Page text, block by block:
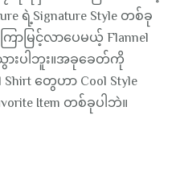
ရဲ့Signature Style တစ်ခု
မြင့်လာပေမယ့် Flannel
ားပါဘူး။အခုခေတ်ကို
တွေဟာ Cool Style
Item တစ်ခုပါဘဲ။